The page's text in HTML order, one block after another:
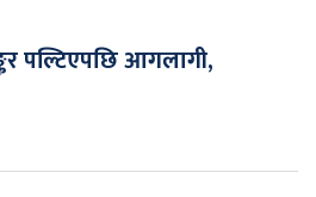
पल्टिएपछि आगलागी,